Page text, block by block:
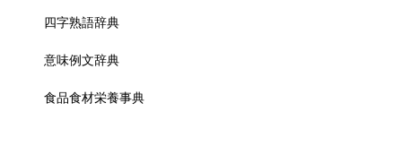
四字熟語辞典
意味例文辞典
食品食材栄養事典